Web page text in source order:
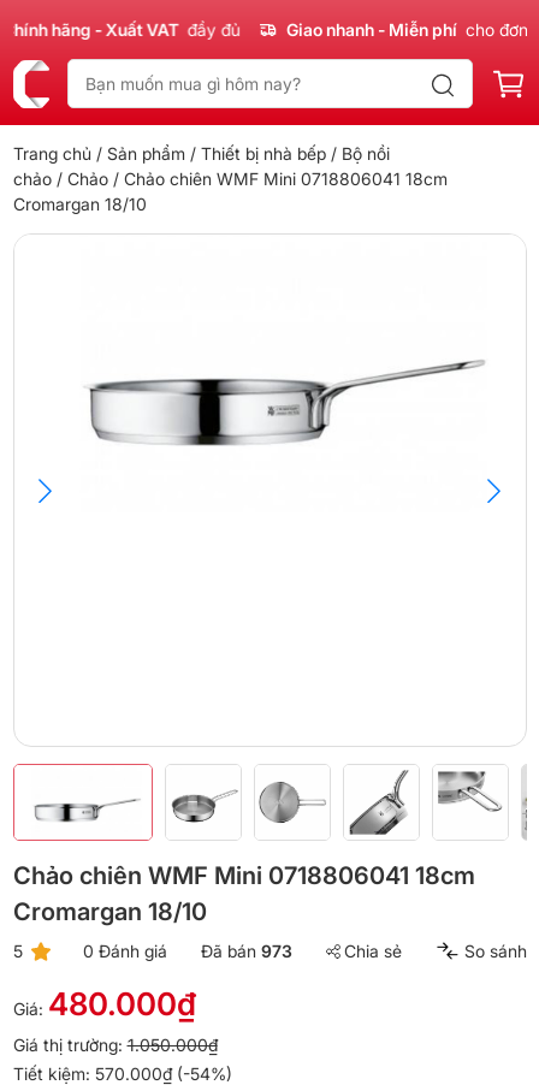
hãng - Xuất VAT đầy đủ Giao nhanh - Miễn phí cho đơn
Trang chủ / Sản phẩm / Thiết bị nhà bếp/ Bộ nồi
chảo/ Chảo/ Chảo chiên WMF Mini 0718806041 18cm
Cromargan 18/10
Chảo chiên WMF Mini 0718806041 18cm
Cromargan 18/10
5 0 Đánh giá Đã bán 973 Chia sẻ So sánh
Giá: 480.000₫
Giá thị trường:1.050.000₫
Tiết kiệm: 570.000₫ (-54%)